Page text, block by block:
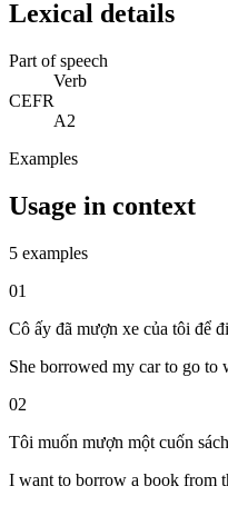
Lexical details
Part of speech
Verb
CEFR
A2
Examples
Usage in context
5 examples
01
Cô ấy đã mượn xe của tôi để
She borrowed my car to go to
02
Tôi muốn mượn một cuốn
I want to borrow a book from